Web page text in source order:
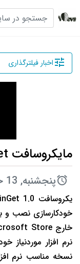
اخبار فیلترگذاری
مایکروسافت Winget را منتشر کرد
پنجشنبه, 13 خرداد 1400
خودکارسازی نصب و
نرم افزار
نسخه مناسب نرم